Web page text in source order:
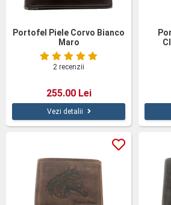
Portofel Piele Corvo Bianco
Maro
2 recenzii
255.00 Lei
Vezi detalii